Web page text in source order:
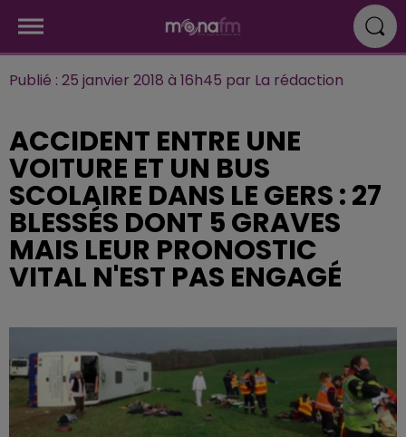
Publié : 25 janvier 2018 à 16h45 par La rédaction
ACCIDENT ENTRE UNE
VOITURE ET UN BUS
SCOLAIRE DANS LE GERS : 27
BLESSÉS DONT 5 GRAVES
MAIS LEUR PRONOSTIC
VITAL N'EST PAS ENGAGÉ